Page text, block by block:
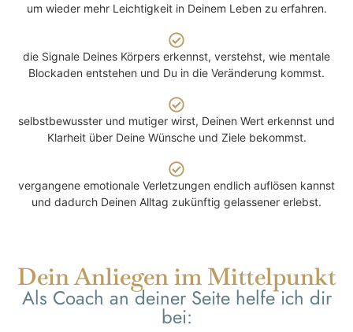
um wieder mehr Leichtigkeit in Deinem Leben zu erfahren.
die Signale Deines Körpers erkennst, verstehst, wie mentale
Blockaden entstehen und Du in die Veränderung kommst.
selbstbewusster und mutiger wirst, Deinen Wert erkennst und
Klarheit über Deine Wünsche und Ziele bekommst.
vergangene emotionale Verletzungen endlich auflösen kannst
und dadurch Deinen Alltag zukünftig gelassener erlebst.
Dein Anliegen im Mittelpunkt
Als Coach an deiner Seite helfe ich dir
bei: